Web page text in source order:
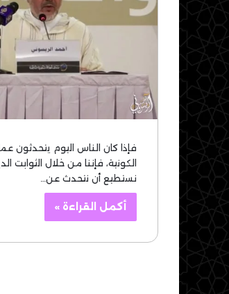
فإذا كان الناس اليوم يتحدثون
الكونية، فإننا من خلال الثوابت
نستطيع أن نتحدث عن…
أكمل القراءة »